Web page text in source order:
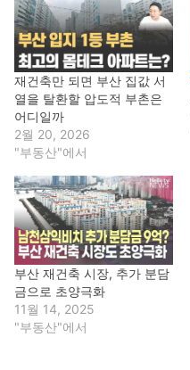
재건축만 되면 부산 집값 서
열을 탈환할 압도적 부촌은
어디일까
2월 20, 2026
"부동산"에서
부산 재건축 시장, 추가 분담
금으로 초양극화
11월 14, 2025
"부동산"에서